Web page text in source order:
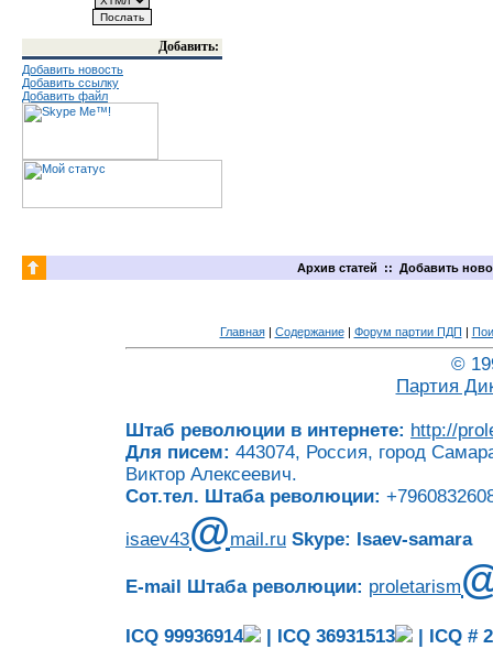
Добавить:
Добавить новость
Добавить ссылку
Добавить файл
Архив статей :: Добавить
Главная| Содержание| Форум партии ПДП |
©
Партия
Штаб революции в интернете: http://
Для писем: 443074, Россия, город
Виктор Алексеевич.
Сот.тел. Штаба революции:
isaev43@mail.ru Skype: Isaev-samara
E-mail Штаба революции: proletarism
ICQ 99936914 | ICQ 36931513 | ICQ #